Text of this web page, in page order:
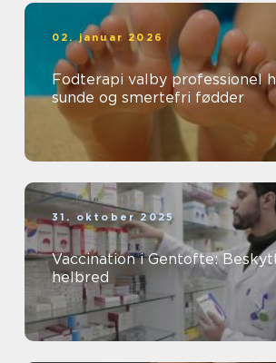
02. januar 2026
Fodterapi valby professionel hjælp til
sunde og smertefri fødder
31. oktober 2025
Vaccination i Gentofte:
helbred